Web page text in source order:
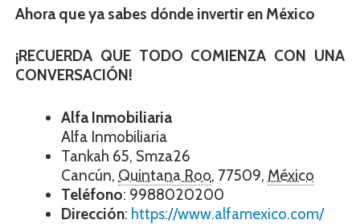
Ahora que ya sabes dónde invertir en México
¡RECUERDA QUE TODO COMIENZA CON UNA
CONVERSACIÓN!
Alfa Inmobiliaria
Alfa Inmobiliaria
Tankah 65, Smza26
Cancún, Quintana Roo, 77509, México
Teléfono: 9988020200
Dirección: https://www.alfamexico.com/